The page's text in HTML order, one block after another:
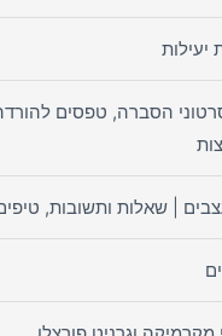
יעילות
סרטוני הסברה, טפסים
| שאלות ותשובות,